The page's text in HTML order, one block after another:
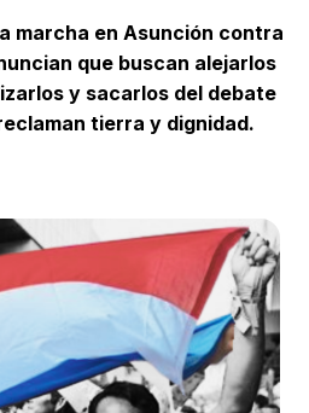
marcha en Asunción contra
que buscan alejarlos
y sacarlos del debate
tierra y dignidad.